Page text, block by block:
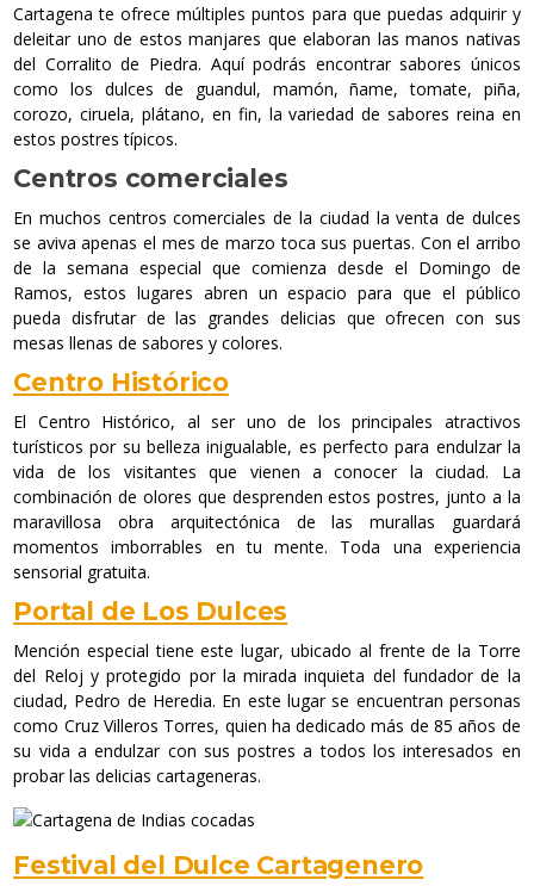
Cartagena te ofrece múltiples puntos para que puedas adquirir y
deleitar uno de estos manjares que elaboran las manos nativas
del Corralito de Piedra. Aquí podrás encontrar sabores únicos
como los dulces de guandul, mamón, ñame, tomate, piña,
corozo, ciruela, plátano, en fin, la variedad de sabores reina en
estos postres típicos.
Centros comerciales
En muchos centros comerciales de la ciudad la venta de dulces
se aviva apenas el mes de marzo toca sus puertas. Con el arribo
de la semana especial que comienza desde el Domingo de
Ramos, estos lugares abren un espacio para que el público
pueda disfrutar de las grandes delicias que ofrecen con sus
mesas llenas de sabores y colores.
Centro Histórico
El Centro Histórico, al ser uno de los principales atractivos
turísticos por su belleza inigualable, es perfecto para endulzar la
vida de los visitantes que vienen a conocer la ciudad. La
combinación de olores que desprenden estos postres, junto a la
maravillosa obra arquitectónica de las murallas guardará
momentos imborrables en tu mente. Toda una experiencia
sensorial gratuita.
Portal de Los Dulces
Mención especial tiene este lugar, ubicado al frente de la Torre
del Reloj y protegido por la mirada inquieta del fundador de la
ciudad, Pedro de Heredia. En este lugar se encuentran personas
como Cruz Villeros Torres, quien ha dedicado más de 85 años de
su vida a endulzar con sus postres a todos los interesados en
probar las delicias cartageneras.
Festival del Dulce Cartagenero